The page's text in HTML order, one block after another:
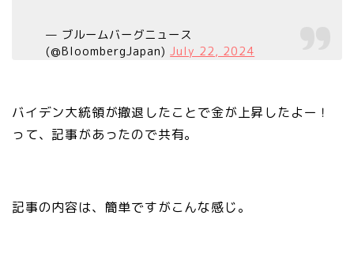
— ブルームバーグニュース
(@BloombergJapan)July 22, 2024
バイデン大統領が撤退したことで金が上昇したよー！
って、記事があったので共有。
記事の内容は、簡単ですがこんな感じ。